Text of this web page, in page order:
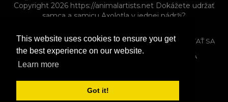
This website uses cookies to ensure you get
the best experience on our website.
Learn more
Got it!
Copyright 2026 https://animalartists.net Dokážete udržať
samca a samicu Axolotla v jednej nádrži?
VLASTNÍCTVO DOMÁCICH MILÁČIKOV KONE
SPÝTAŤ SA
RYBY A AKVÁRIA
MAČKY
EXOTICKÉ ZVIERATÁ